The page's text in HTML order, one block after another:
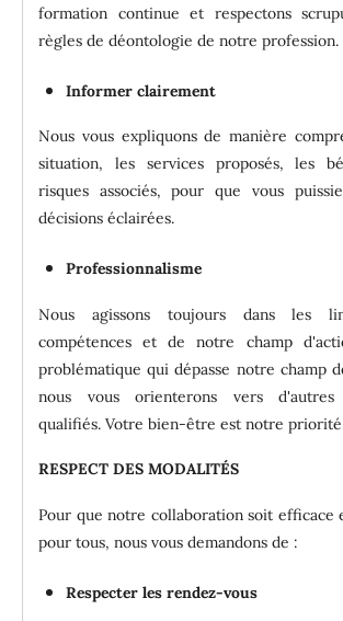
formation continue et respectons
règles de déontologie de notre profession.
Informer clairement
Nous vous expliquons de manière
situation, les services proposés, les
risques associés, pour que vous
décisions éclairées.
Professionnalisme
Nous agissons toujours dans les
compétences et de notre champ
problématique qui dépasse notre champ
nous vous orienterons vers d'autres
qualifiés. Votre bien-être est notre
RESPECT DES MODALITÉS
Pour que notre collaboration soit efficace
pour tous, nous vous demandons de :
Respecter les rendez-vous